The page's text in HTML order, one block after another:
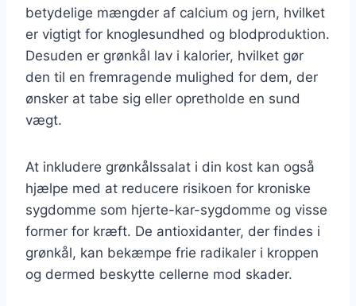
betydelige mængder af calcium og jern, hvilket
er vigtigt for knoglesundhed og blodproduktion.
Desuden er grønkål lav i kalorier, hvilket gør
den til en fremragende mulighed for dem, der
ønsker at tabe sig eller opretholde en sund
vægt.
At inkludere grønkålssalat i din kost kan også
hjælpe med at reducere risikoen for kroniske
sygdomme som hjerte-kar-sygdomme og visse
former for kræft. De antioxidanter, der findes i
grønkål, kan bekæmpe frie radikaler i kroppen
og dermed beskytte cellerne mod skader.